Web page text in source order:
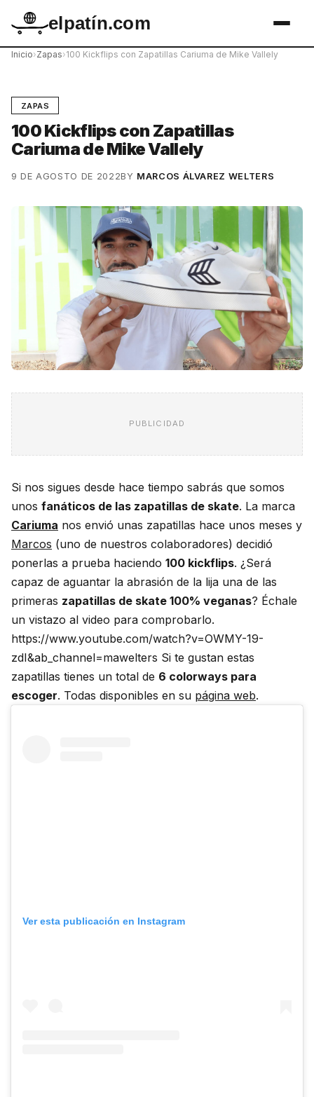
elpatín.com
Inicio›Zapas›100 Kickflips con Zapatillas Cariuma de Mike Vallely
ZAPAS
100 Kickflips con Zapatillas
Cariuma de Mike Vallely
9 DE AGOSTO DE 2022BY MARCOS ÁLVAREZ WELTERS
PUBLICIDAD
Si nos sigues desde hace tiempo sabrás que somos
unos fanáticos de las zapatillas de skate. La marca
Cariuma nos envió unas zapatillas hace unos meses y
Marcos (uno de nuestros colaboradores) decidió
ponerlas a prueba haciendo 100 kickflips. ¿Será
capaz de aguantar la abrasión de la lija una de las
primeras zapatillas de skate 100% veganas? Échale
un vistazo al video para comprobarlo.
https://www.youtube.com/watch?v=OWMY-19-
zdI&ab_channel=mawelters Si te gustan estas
zapatillas tienes un total de 6 colorways para
escoger. Todas disponibles en su página web.
Ver esta publicación en Instagram